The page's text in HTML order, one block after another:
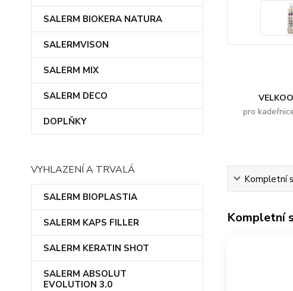
SALERM BIOKERA NATURA
SALERMVISON
SALERM MIX
SALERM DECO
DOPLŇKY
VYHLAZENÍ A TRVALÁ
SALERM BIOPLASTIA
SALERM KAPS FILLER
SALERM KERATIN SHOT
SALERM ABSOLUT
EVOLUTION 3.0
pro
Kompletní
Kompletní